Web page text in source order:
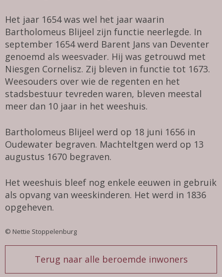
Het jaar 1654 was wel het jaar waarin
Bartholomeus Blijeel zijn functie neerlegde. In
september 1654 werd Barent Jans van Deventer
genoemd als weesvader. Hij was getrouwd met
Niesgen Cornelisz. Zij bleven in functie tot 1673.
Weesouders over wie de regenten en het
stadsbestuur tevreden waren, bleven meestal
meer dan 10 jaar in het weeshuis.
Bartholomeus Blijeel werd op 18 juni 1656 in
Oudewater begraven. Machteltgen werd op 13
augustus 1670 begraven.
Het weeshuis bleef nog enkele eeuwen in gebruik
als opvang van weeskinderen. Het werd in 1836
opgeheven.
© Nettie Stoppelenburg
Terug naar alle beroemde inwoners